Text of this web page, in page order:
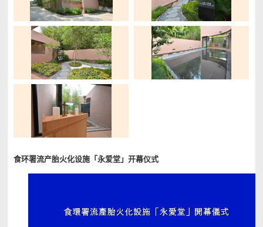
食环署流产胎火化设施「永爱堂」开幕仪式